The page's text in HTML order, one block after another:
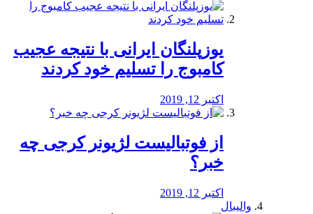
یوزپلنگان ایرانی با نتیجه عجیب
کامبوج را تسلیم خود کردند
اکتبر 12, 2019
از فوتبالیست لژیونر کرجی چه
خبر؟
اکتبر 12, 2019
والیبال